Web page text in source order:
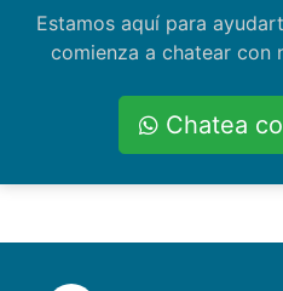
Estamos aquí para
comienza a chatear con
Chatea